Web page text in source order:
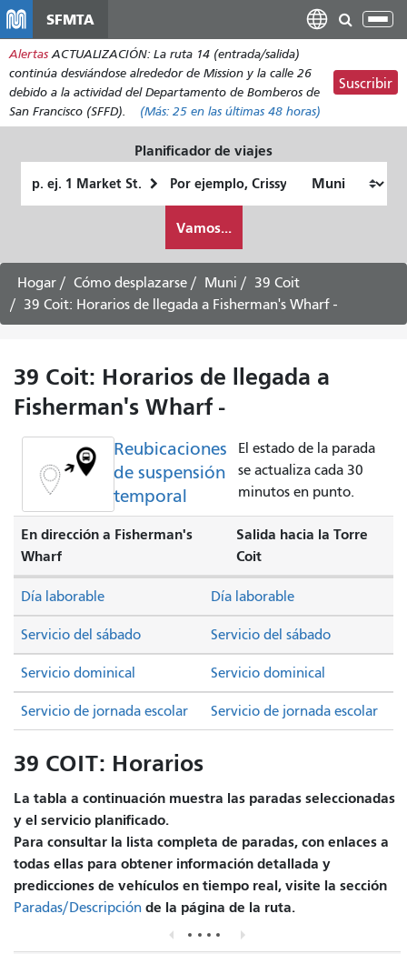
contenido
principal
SFMTA
Alertas ACTUALIZACIÓN: La ruta 14 (entrada/salida)
continúa desviándose alrededor de Mission y la calle 26
debido a la actividad del Departamento de Bomberos de
San Francisco (SFFD).
(Más: 25 en las últimas 48 horas)
Suscribir
Planificador de viajes
de
quiero
viajar
Vamos...
Hogar Cómo desplazarse Muni
39 Coit
39 Coit: Horarios de llegada a Fisherman's Wharf -
39 Coit: Horarios de llegada a
Fisherman's Wharf -
Reubicaciones
de suspensión
temporal
El estado de la parada
se actualiza cada 30
minutos en punto.
En dirección a Fisherman's
Wharf
Salida hacia la Torre
Coit
Servicio del sábado Servicio del sábado
Servicio dominical Servicio dominical
Día laborable Día laborable
Servicio de jornada escolar Servicio de jornada escolar
39 COIT: Horarios
La tabla a continuación muestra las paradas seleccionadas
y el servicio planificado.
Para consultar la lista completa de paradas, con enlaces a
todas ellas para obtener información detallada y
predicciones de vehículos en tiempo real, visite la sección
Paradas/Descripción de la página de la ruta.